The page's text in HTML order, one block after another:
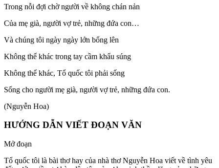
Trong nỗi đợi chờ người về không chán nản
Của mẹ già, người vợ trẻ, những đứa con…
Và chúng tôi ngày ngày lớn bổng lên
Không thể khác trong tay cầm khẩu súng
Không thể khác, Tổ quốc tôi phải sống
Sống cho người mẹ già, người vợ trẻ, những đứa con.
(Nguyễn Hoa)
HƯỚNG DẪN VIẾT ĐOẠN VĂN
Mở đoạn
Tổ quốc tôi là bài thơ hay của nhà thơ Nguyễn Hoa viết về tình yêu